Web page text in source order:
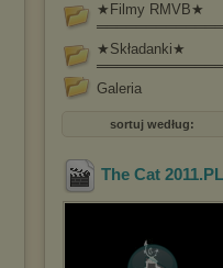
★Filmy RMVB★
★Składanki★
Galeria
sortuj według:
The Cat